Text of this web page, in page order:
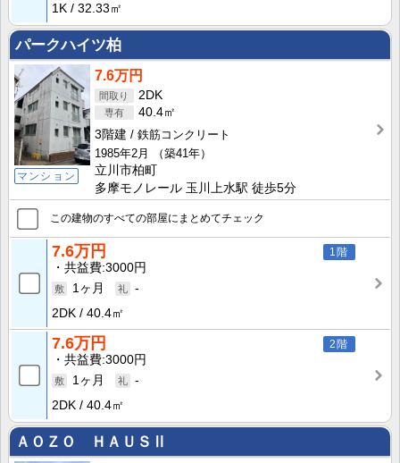
1K
32.33㎡
パークハイツ柏
マンション
7.6万円
2DK
40.4㎡
3階建
鉄筋コンクリート
1985年2月
（築41年）
立川市柏町
多摩モノレール 玉川上水駅 徒歩5分
この建物のすべての部屋にまとめてチェック
1階
7.6万円
共益費 3000円
1ヶ月
-
2DK
40.4㎡
2階
7.6万円
共益費 3000円
1ヶ月
-
2DK
40.4㎡
ＡＯＺＯ ＨＡＵＳⅡ